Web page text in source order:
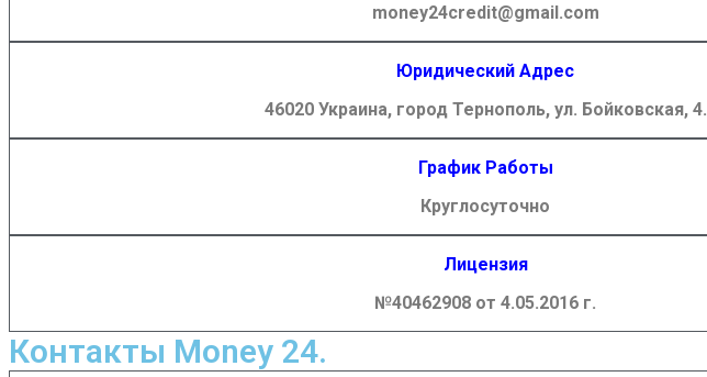
money24credit@gmail.com
Юридический Адрес
46020 Украина, город Тернополь, ул. Бойковская, 4.
График Работы
Круглосуточно
Лицензия
№40462908 от 4.05.2016 г.
Контакты Money 24.